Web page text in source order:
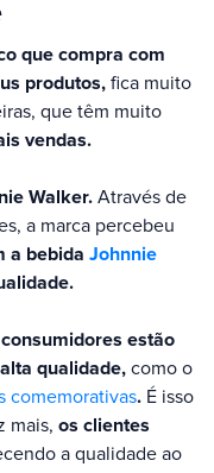
que compra com
produtos, fica muito
que têm muito
vendas.
Walker. Através de
a marca percebeu
a bebida Johnnie
estão
qualidade, como o
comemorativas. É isso
mais, os clientes
a qualidade ao